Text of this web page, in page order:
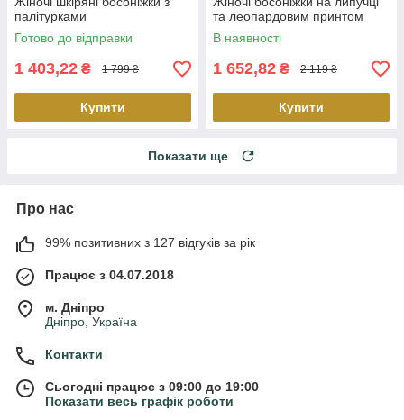
палітурками
Готово до відправки
1 403,22 ₴ 1 799 ₴
Купити
та леопардовим принтом
В наявності
1 652,82 ₴ 2 119 ₴
Купити
Показати ще
Про нас
99% позитивних з 127 відгуків за рік
Працює з 04.07.2018
м. Дніпро
Дніпро, Україна
Контакти
Сьогодні працює з 09:00 до 19:00
Показати весь графік роботи